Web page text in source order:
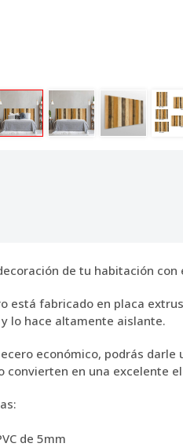
de tu habitación con
está fabricado en placa
lo hace altamente aislante.
económico, podrás
convierten en una excelente
de 5mm